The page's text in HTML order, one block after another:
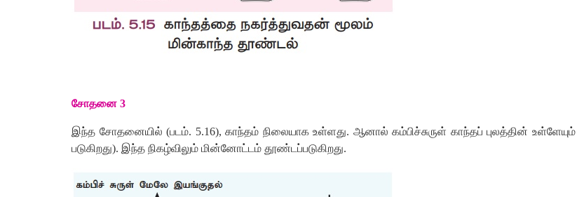
சோதனை 3
இந்த சோதனையில் (படம். 5.16), காந்தம் நிலையாக உள்ளது. ஆனால் கம்பிச்சுருள் காந்தப் புலத்தின் உள்ளேயும்
படுகிறது). இந்த நிகழ்விலும் மின்னோட்டம் தூண்டப்படுகிறது.